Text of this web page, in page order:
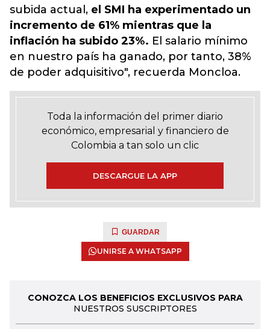
subida actual, el SMI ha experimentado un
incremento de 61% mientras que la
inflación ha subido 23%. El salario mínimo
en nuestro país ha ganado, por tanto, 38%
de poder adquisitivo", recuerda Moncloa.
Toda la información del primer diario
económico, empresarial y financiero de
Colombia a tan solo un clic
DESCARGUE LA APP
GUARDAR
UNIRSE A WHATSAPP
CONOZCA LOS BENEFICIOS EXCLUSIVOS PARA
NUESTROS SUSCRIPTORES